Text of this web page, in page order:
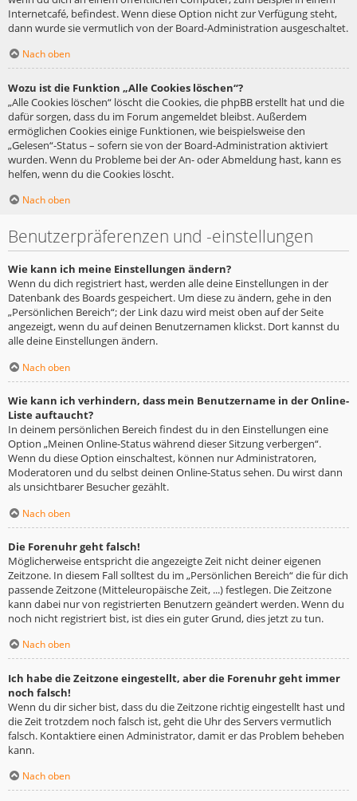
Internetcafé, befindest. Wenn diese Option nicht zur Verfügung steht,
dann wurde sie vermutlich von der Board-Administration ausgeschaltet.
Nach oben
Wozu ist die Funktion „Alle Cookies löschen“?
„Alle Cookies löschen“ löscht die Cookies, die phpBB erstellt hat und die
dafür sorgen, dass du im Forum angemeldet bleibst. Außerdem
ermöglichen Cookies einige Funktionen, wie beispielsweise den
„Gelesen“-Status – sofern sie von der Board-Administration aktiviert
wurden. Wenn du Probleme bei der An- oder Abmeldung hast, kann es
helfen, wenn du die Cookies löscht.
Nach oben
Benutzerpräferenzen und -einstellungen
Wie kann ich meine Einstellungen ändern?
Wenn du dich registriert hast, werden alle deine Einstellungen in der
Datenbank des Boards gespeichert. Um diese zu ändern, gehe in den
„Persönlichen Bereich“; der Link dazu wird meist oben auf der Seite
angezeigt, wenn du auf deinen Benutzernamen klickst. Dort kannst du
alle deine Einstellungen ändern.
Nach oben
Wie kann ich verhindern, dass mein Benutzername in der Online-
Liste auftaucht?
In deinem persönlichen Bereich findest du in den Einstellungen eine
Option „Meinen Online-Status während dieser Sitzung verbergen“.
Wenn du diese Option einschaltest, können nur Administratoren,
Moderatoren und du selbst deinen Online-Status sehen. Du wirst dann
als unsichtbarer Besucher gezählt.
Nach oben
Die Forenuhr geht falsch!
Möglicherweise entspricht die angezeigte Zeit nicht deiner eigenen
Zeitzone. In diesem Fall solltest du im „Persönlichen Bereich“ die für dich
passende Zeitzone (Mitteleuropäische Zeit, ...) festlegen. Die Zeitzone
kann dabei nur von registrierten Benutzern geändert werden. Wenn du
noch nicht registriert bist, ist dies ein guter Grund, dies jetzt zu tun.
Nach oben
Ich habe die Zeitzone eingestellt, aber die Forenuhr geht immer
noch falsch!
Wenn du dir sicher bist, dass du die Zeitzone richtig eingestellt hast und
die Zeit trotzdem noch falsch ist, geht die Uhr des Servers vermutlich
falsch. Kontaktiere einen Administrator, damit er das Problem beheben
kann.
Nach oben